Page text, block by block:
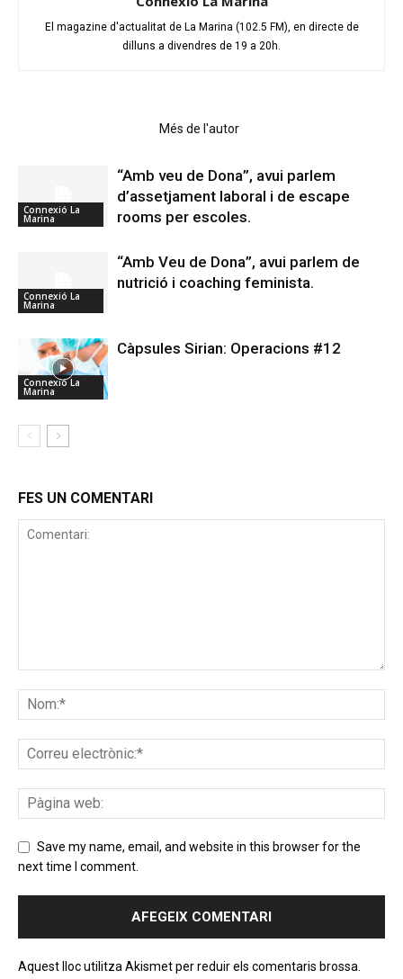
El magazine d'actualitat de La Marina (102.5 FM), en directe de
dilluns a divendres de 19 a 20h.
Més de l'autor
Connexió La
Marina
“Amb veu de Dona”, avui parlem
d’assetjament laboral i de escape
rooms per escoles.
Connexió La
Marina
“Amb Veu de Dona”, avui parlem de
nutrició i coaching feminista.
Connexió La
Marina
Càpsules Sirian: Operacions #12
FES UN COMENTARI
Save my name, email, and website in this browser for the
next time I comment.
Aquest lloc utilitza Akismet per reduir els comentaris brossa.